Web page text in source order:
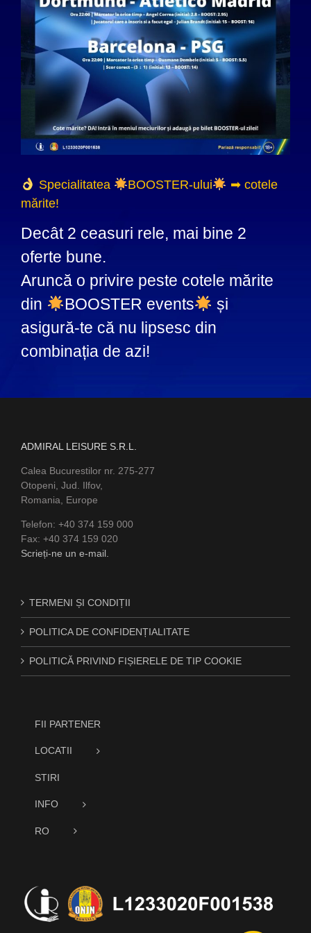
Specialitatea BOOSTER-ului
➡ cotele
mărite!
Decât 2 ceasuri rele, mai bine 2
oferte bune.
Aruncă o privire peste cotele mărite
din
BOOSTER events
și
asigură-te că nu lipsesc din
combinația de azi!
ADMIRAL LEISURE S.R.L.
Calea Bucurestilor nr. 275-277
Otopeni, Jud. Ilfov,
Romania, Europe
Telefon: +40 374 159 000
Fax: +40 374 159 020
Scrieți-ne un e-mail.
TERMENI ȘI CONDIȚII
POLITICA DE CONFIDENȚIALITATE
POLITICĂ PRIVIND FIȘIERELE DE TIP COOKIE
FII PARTENER
LOCATII
STIRI
INFO
RO